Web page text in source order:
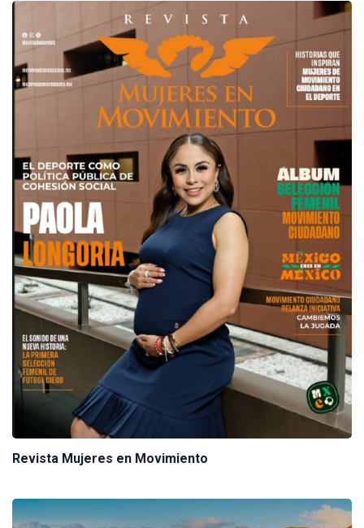
Revista Mujeres en Movimiento